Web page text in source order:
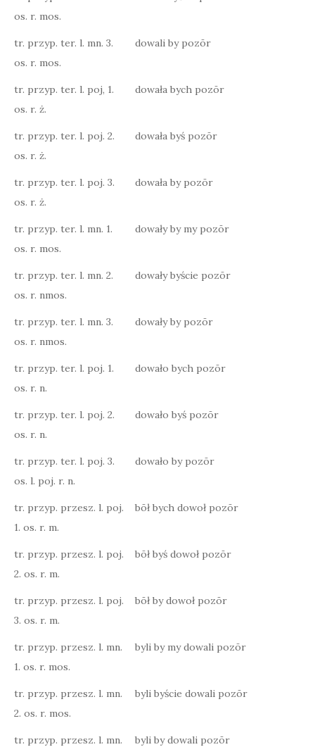
os. r. mos.
tr. przyp. ter. l. mn. 3.
os. r. mos.
dowali by pozōr
tr. przyp. ter. l. poj, 1.
os. r. ż.
dowała bych pozōr
tr. przyp. ter. l. poj. 2.
os. r. ż.
dowała byś pozōr
tr. przyp. ter. l. poj. 3.
os. r. ż.
dowała by pozōr
tr. przyp. ter. l. mn. 1.
os. r. mos.
dowały by my pozōr
tr. przyp. ter. l. mn. 2.
os. r. nmos.
dowały byście pozōr
tr. przyp. ter. l. mn. 3.
os. r. nmos.
dowały by pozōr
tr. przyp. ter. l. poj. 1.
os. r. n.
dowało bych pozōr
tr. przyp. ter. l. poj. 2.
os. r. n.
dowało byś pozōr
tr. przyp. ter. l. poj. 3.
os. l. poj. r. n.
dowało by pozōr
tr. przyp. przesz. l. poj.
1. os. r. m.
bōł bych dowoł pozōr
tr. przyp. przesz. l. poj.
2. os. r. m.
bōł byś dowoł pozōr
tr. przyp. przesz. l. poj.
3. os. r. m.
bōł by dowoł pozōr
tr. przyp. przesz. l. mn.
1. os. r. mos.
byli by my dowali pozōr
tr. przyp. przesz. l. mn.
2. os. r. mos.
byli byście dowali pozōr
tr. przyp. przesz. l. mn.
byli by dowali pozōr